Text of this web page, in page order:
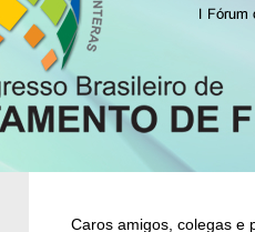
Caros amigos, colegas e